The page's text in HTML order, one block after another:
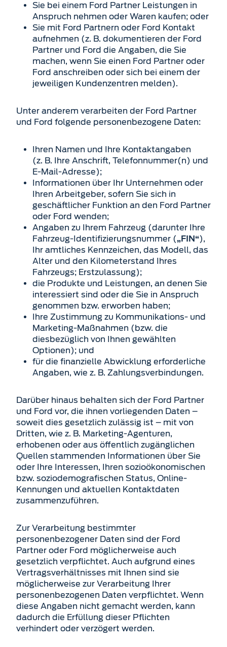
Sie bei einem Ford Partner Leistungen in
Anspruch nehmen oder Waren kaufen; oder
Sie mit Ford Partnern oder Ford Kontakt
aufnehmen (z. B. dokumentieren der Ford
Partner und Ford die Angaben, die Sie
machen, wenn Sie einen Ford Partner oder
Ford anschreiben oder sich bei einem der
jeweiligen Kundenzentren melden).
Unter anderem verarbeiten der Ford Partner
und Ford folgende personenbezogene Daten:
Ihren Namen und Ihre Kontaktangaben
(z. B. Ihre Anschrift, Telefonnummer(n) und
E-Mail-Adresse);
Informationen über Ihr Unternehmen oder
Ihren Arbeitgeber, sofern Sie sich in
geschäftlicher Funktion an den Ford Partner
oder Ford wenden;
Angaben zu Ihrem Fahrzeug (darunter Ihre
Fahrzeug-Identifizierungsnummer („FIN“),
Ihr amtliches Kennzeichen, das Modell, das
Alter und den Kilometerstand Ihres
Fahrzeugs; Erstzulassung);
die Produkte und Leistungen, an denen Sie
interessiert sind oder die Sie in Anspruch
genommen bzw. erworben haben;
Ihre Zustimmung zu Kommunikations- und
Marketing-Maßnahmen (bzw. die
diesbezüglich von Ihnen gewählten
Optionen); und
für die finanzielle Abwicklung erforderliche
Angaben, wie z. B. Zahlungsverbindungen.
Darüber hinaus behalten sich der Ford Partner
und Ford vor, die ihnen vorliegenden Daten –
soweit dies gesetzlich zulässig ist – mit von
Dritten, wie z. B. Marketing-Agenturen,
erhobenen oder aus öffentlich zugänglichen
Quellen stammenden Informationen über Sie
oder Ihre Interessen, Ihren sozioökonomischen
bzw. soziodemografischen Status, Online-
Kennungen und aktuellen Kontaktdaten
zusammenzuführen.
Zur Verarbeitung bestimmter
personenbezogener Daten sind der Ford
Partner oder Ford möglicher­weise auch
gesetzlich verpflichtet. Auch aufgrund eines
Vertragsverhältnisses mit Ihnen sind sie
möglicherweise zur Verarbeitung Ihrer
personenbezogenen Daten verpflichtet. Wenn
diese Angaben nicht gemacht werden, kann
dadurch die Erfüllung dieser Pflichten
verhindert oder verzögert werden.